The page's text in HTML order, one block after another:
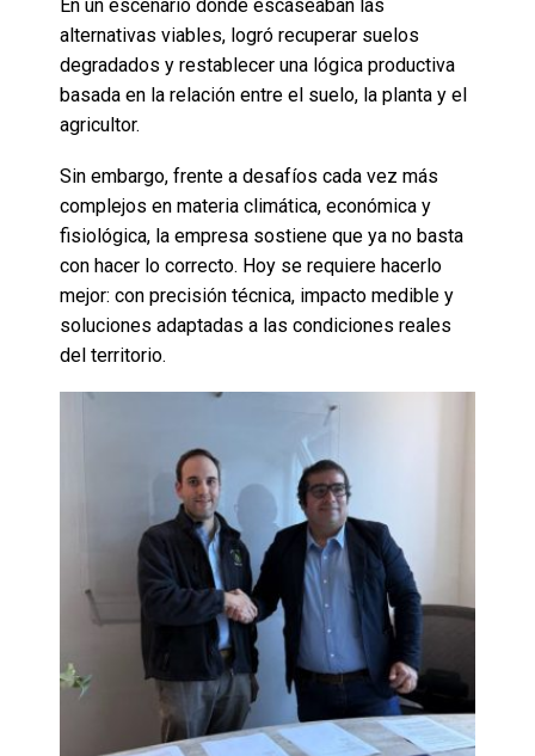
En un escenario donde escaseaban las
alternativas viables, logró recuperar suelos
degradados y restablecer una lógica productiva
basada en la relación entre el suelo, la planta y el
agricultor.
Sin embargo, frente a desafíos cada vez más
complejos en materia climática, económica y
fisiológica, la empresa sostiene que ya no basta
con hacer lo correcto. Hoy se requiere hacerlo
mejor: con precisión técnica, impacto medible y
soluciones adaptadas a las condiciones reales
del territorio.